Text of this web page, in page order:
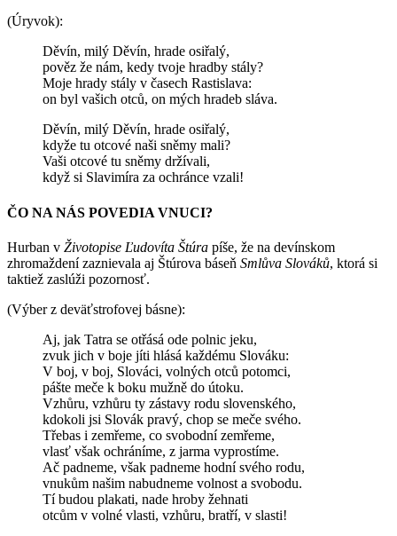
(Úryvok):
Děvín, milý Děvín, hrade osiřalý,
pověz že nám, kedy tvoje hradby stály?
Moje hrady stály v časech Rastislava:
on byl vašich otců, on mých hradeb sláva.
Děvín, milý Děvín, hrade osiřalý,
kdyže tu otcové naši sněmy mali?
Vaši otcové tu sněmy držívali,
když si Slavimíra za ochránce vzali!
ČO NA NÁS POVEDIA VNUCI?
Hurban v Životopise Ľudovíta Štúra píše, že na devínskom
zhromaždení zaznievala aj Štúrova báseň Smlůva Slováků, ktorá si
taktiež zaslúži pozornosť.
(Výber z deväťstrofovej básne):
Aj, jak Tatra se otřásá ode polnic jeku,
zvuk jich v boje jíti hlásá každému Slováku:
V boj, v boj, Slováci, volných otců potomci,
pášte meče k boku mužně do útoku.
Vzhůru, vzhůru ty zástavy rodu slovenského,
kdokoli jsi Slovák pravý, chop se meče svého.
Třebas i zemřeme, co svobodní zemřeme,
vlasť však ochráníme, z jarma vyprostíme.
Ač padneme, však padneme hodní svého rodu,
vnukům našim nabudneme volnost a svobodu.
Tí budou plakati, nade hroby žehnati
otcům v volné vlasti, vzhůru, bratří, v slasti!